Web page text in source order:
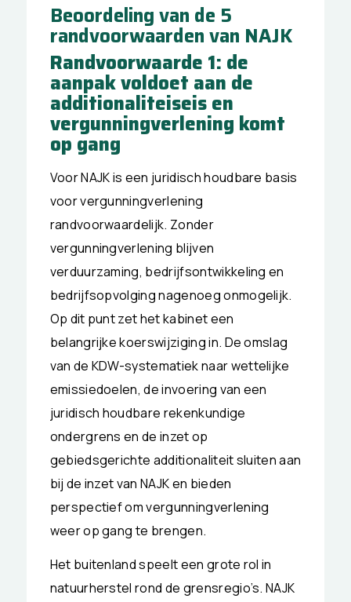
Beoordeling van de 5
randvoorwaarden van NAJK
Randvoorwaarde 1: de
aanpak voldoet aan de
additionaliteiseis en
vergunningverlening komt
op gang
Voor NAJK is een juridisch houdbare basis
voor vergunningverlening
randvoorwaardelijk. Zonder
vergunningverlening blijven
verduurzaming, bedrijfsontwikkeling en
bedrijfsopvolging nagenoeg onmogelijk.
Op dit punt zet het kabinet een
belangrijke koerswijziging in. De omslag
van de KDW-systematiek naar wettelijke
emissiedoelen, de invoering van een
juridisch houdbare rekenkundige
ondergrens en de inzet op
gebiedsgerichte additionaliteit sluiten aan
bij de inzet van NAJK en bieden
perspectief om vergunningverlening
weer op gang te brengen.
Het buitenland speelt een grote rol in
natuurherstel rond de grensregio’s. NAJK